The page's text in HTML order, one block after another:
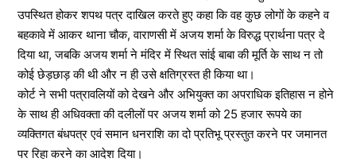
उपस्थित होकर शपथ पत्र दाखिल करते हुए कहा कि वह कुछ लोगों के कहने व
बहकावे में आकर थाना चौक, वाराणसी में अजय शर्मा के विरुद्ध प्रार्थना पत्र दे
दिया था, जबकि अजय शर्मा ने मंदिर में स्थित सांई बाबा की मूर्ति के साथ न तो
कोई छेड़छाड़ की थी और न ही उसे क्षतिग्रस्त ही किया था।
कोर्ट ने सभी पत्रावलियों को देखने और अभियुक्त का अपराधिक इतिहास न होने
के साथ ही अधिवक्ता की दलीलों पर अजय शर्मा को 25 हजार रूपये का
व्यक्तिगत बंधपत्र एवं समान धनराशि का दो प्रतिभू प्रस्तुत करने पर जमानत
पर रिहा करने का आदेश दिया।